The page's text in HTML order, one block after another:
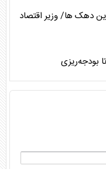
به این دهک ها/ وزیر اقتصاد
بودجه‌ریزی